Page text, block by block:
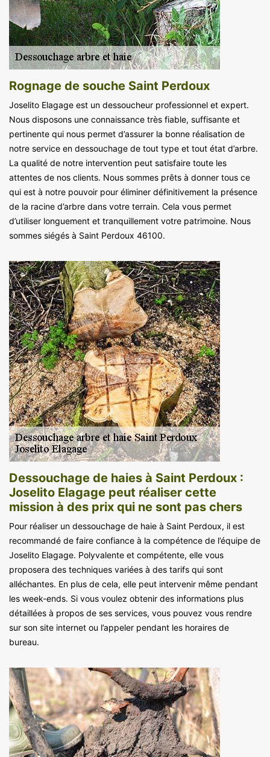
Rognage de souche Saint Perdoux
Joselito Elagage est un dessoucheur professionnel et expert.
Nous disposons une connaissance très fiable, suffisante et
pertinente qui nous permet d’assurer la bonne réalisation de
notre service en dessouchage de tout type et tout état d’arbre.
La qualité de notre intervention peut satisfaire toute les
attentes de nos clients. Nous sommes prêts à donner tous ce
qui est à notre pouvoir pour éliminer définitivement la présence
de la racine d’arbre dans votre terrain. Cela vous permet
d’utiliser longuement et tranquillement votre patrimoine. Nous
sommes siégés à Saint Perdoux 46100.
Dessouchage de haies à Saint Perdoux :
Joselito Elagage peut réaliser cette
mission à des prix qui ne sont pas chers
Pour réaliser un dessouchage de haie à Saint Perdoux, il est
recommandé de faire confiance à la compétence de l’équipe de
Joselito Elagage. Polyvalente et compétente, elle vous
proposera des techniques variées à des tarifs qui sont
alléchantes. En plus de cela, elle peut intervenir même pendant
les week-ends. Si vous voulez obtenir des informations plus
détaillées à propos de ses services, vous pouvez vous rendre
sur son site internet ou l’appeler pendant les horaires de
bureau.